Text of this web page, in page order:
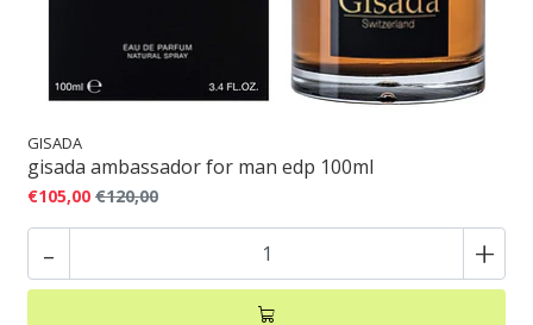
GISADA
gisada ambassador for man edp 100ml
€105,00 €120,00
- +